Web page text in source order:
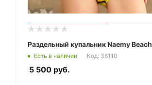
Раздельный купальник Naemy Beach
Есть в наличии Код: 36110
5 500 руб.